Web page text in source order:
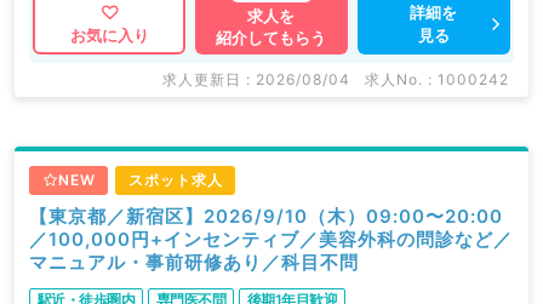
お気に入り
求人を
紹介してもらう
詳細を
見る
求人更新日 : 2026/08/04 求人No. : 1000242
NEW スポット求人
【東京都／新宿区】2026/9/10（木）09:00〜20:00
／100,000円+インセンティブ／美容外科の問診など／
マニュアル・事前研修あり／科目不問
駅近・徒歩圏内 専門医不問 後期1年目歓迎